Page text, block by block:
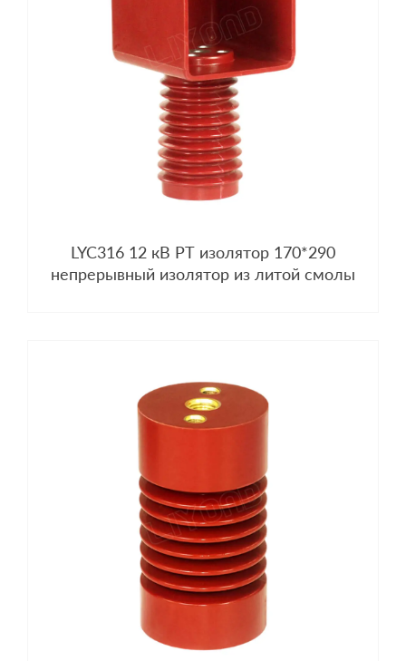
LYC316 12 кВ PT изолятор 170*290
непрерывный изолятор из литой смолы